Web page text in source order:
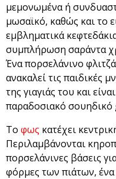
μεμονωμένα ή
μωσαϊκό, καθώς και το
εμβληματικά
συμπλήρωση σαράντα
Ένα πορσελάνινο
ανακαλεί τις παιδικές
της γιαγιάς του και
παραδοσιακό σουηδικό
Το φως κατέχει
Περιλαμβάνονται
πορσελάνινες βάσεις
φόρμες των πιάτων,